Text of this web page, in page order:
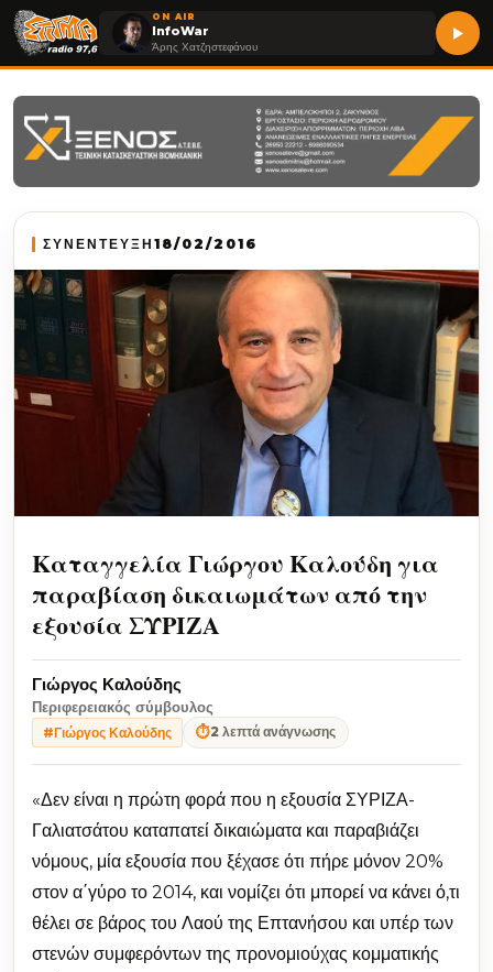
ON AIR
InfoWar
Άρης Χατζηστεφάνου
ΣΥΝΕΝΤΕΥΞΗ 18/02/2016
Καταγγελία Γιώργου Καλούδη για
παραβίαση δικαιωμάτων από την
εξουσία ΣΥΡΙΖΑ
Γιώργος Καλούδης
Περιφερειακός σύμβουλος
#Γιώργος Καλούδης ⏱2 λεπτά ανάγνωσης
«Δεν είναι η πρώτη φορά που η εξουσία ΣΥΡΙΖΑ-
Γαλιατσάτου καταπατεί δικαιώματα και παραβιάζει
νόμους, μία εξουσία που ξέχασε ότι πήρε μόνον 20%
στον α΄γύρο το 2014, και νομίζει ότι μπορεί να κάνει ό,τι
θέλει σε βάρος του Λαού της Επτανήσου και υπέρ των
στενών συμφερόντων της προνομιούχας κομματικής